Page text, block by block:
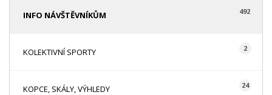
INFO NÁVŠTĚVNÍKŮM 492
KOLEKTIVNÍ SPORTY 2
KOPCE, SKÁLY, VÝHLEDY 24